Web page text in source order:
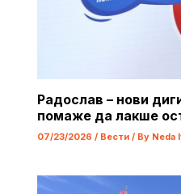
Радослав – нови
помаже да лакше
07/23/2026 / Вести/ By Neda